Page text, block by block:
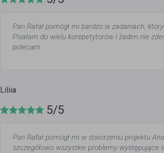
Pan Rafał pomógł mi bardzo w zadaniach,
Pisałam do wielu korepetytorów i żaden nie
polecam
Liliia
5/5
Pan Rafał pomógł mi w stworzeniu projektu
szczegółowo wszystkie problemy występujące